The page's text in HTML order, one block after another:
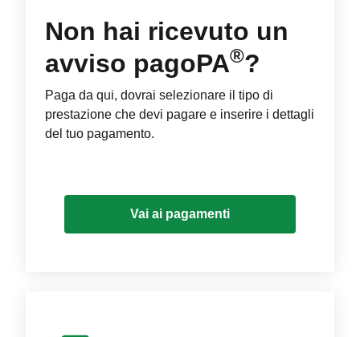
Non hai ricevuto un
avviso pagoPA®?
Paga da qui, dovrai selezionare il tipo di
prestazione che devi pagare e inserire i dettagli
del tuo pagamento.
Vai ai pagamenti